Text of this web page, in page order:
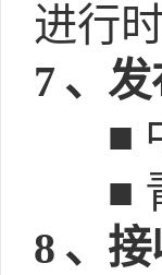
进行
7 、
■
■
8 、